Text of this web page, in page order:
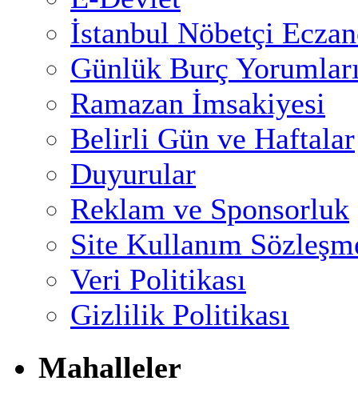
İstanbul Nöbetçi
Günlük Burç
Ramazan İmsakiyesi
Belirli Gün ve Haftalar
Duyurular
Reklam ve Sponsorluk
Site Kullanım
Veri Politikası
Gizlilik Politikası
Mahalleler